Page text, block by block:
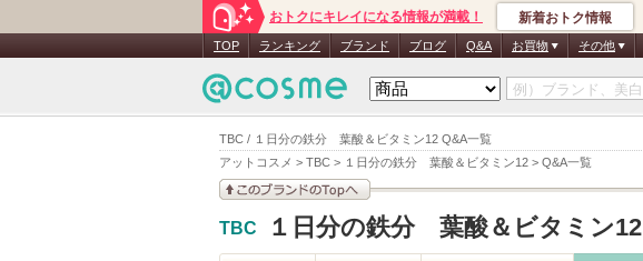
TBC / １日分の鉄分 葉酸＆ビタミン12 Q&A一覧
アットコスメ > TBC > １日分の鉄分 葉酸＆ビタミン12 > Q&A一覧
おトクにキレイになる情報が満載！ 新着おトク情報
TOP ランキング ブランド ブログ Q&A お買物 その他
このブランドの情報を
TBC １日分の鉄分 葉酸＆ビタミン12